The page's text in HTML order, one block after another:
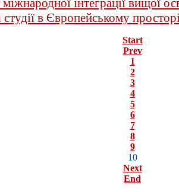
студії в Європейському
Start
Prev
1
2
3
4
5
6
7
8
9
10
Next
End